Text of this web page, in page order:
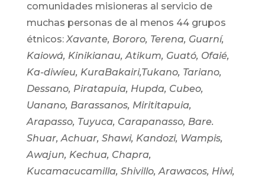
comunidades misioneras al servicio de
muchas personas de al menos 44 grupos
étnicos:Xavante, Bororo, Terena, Guarní,
Kaiowá, Kinikianau, Atikum, Guató, Ofaié,
Ka-diwíeu, KuraBakairi,Tukano, Tariano,
Dessano, Piratapuia, Hupda, Cubeo,
Uanano, Barassanos, Mirititapuia,
Arapasso, Tuyuca, Carapanasso, Bare.
Shuar, Achuar, Shawi, Kandozi, Wampis,
Awajun, Kechua, Chapra,
Kucamacucamilla, Shivillo, Arawacos, Hiwi,